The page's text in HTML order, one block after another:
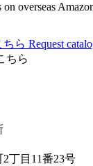
on overseas
ちら Request
ちら
丁目11番23号